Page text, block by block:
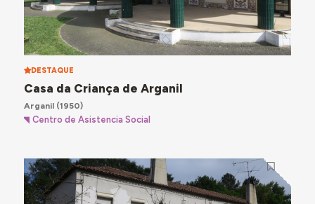
DESTAQUE
Casa da Criança de Arganil
Arganil(1950)
Centro de Asistencia Social